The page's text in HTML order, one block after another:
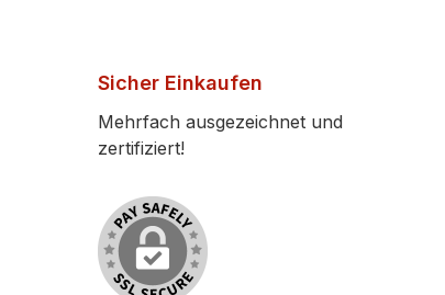
Sicher Einkaufen
Mehrfach ausgezeichnet und
zertifiziert!